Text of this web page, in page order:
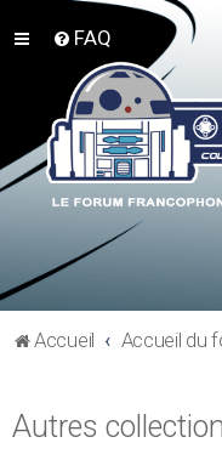
FAQ
Accueil Accueil du
Autres